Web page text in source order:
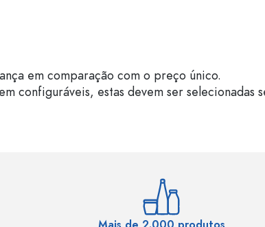
em comparação com o preço único.
configuráveis, estas devem ser